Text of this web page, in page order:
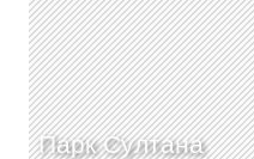
Парк Султана